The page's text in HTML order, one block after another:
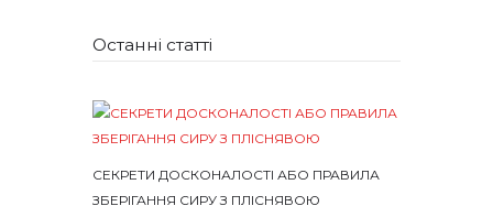
Останні статті
СЕКРЕТИ ДОСКОНАЛОСТІ АБО ПРАВИЛА
ЗБЕРІГАННЯ СИРУ З ПЛІСНЯВОЮ